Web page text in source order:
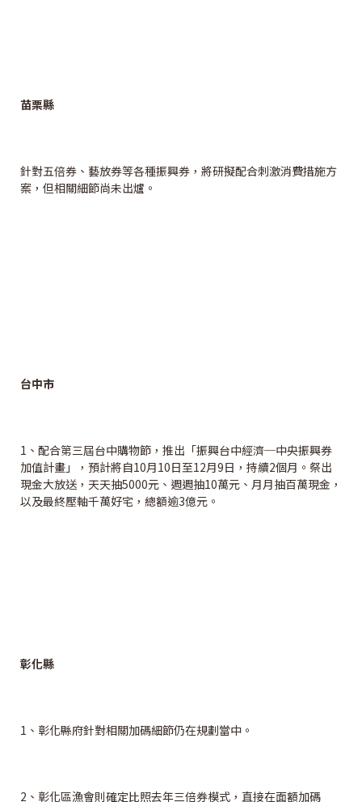
苗栗縣
針對五倍券、藝放券等各種振興券，將研擬配合刺激消費措施方
案，但相關細節尚未出爐。
台中市
1、配合第三屆台中購物節，推出「振興台中經濟─中央振興券
加值計畫」，預計將自10月10日至12月9日，持續2個月。祭出
現金大放送，天天抽5000元、週週抽10萬元、月月抽百萬現金，
以及最終壓軸千萬好宅，總額逾3億元。
彰化縣
1、彰化縣府針對相關加碼細節仍在規劃當中。
2、彰化區漁會則確定比照去年三倍券模式，直接在面額加碼